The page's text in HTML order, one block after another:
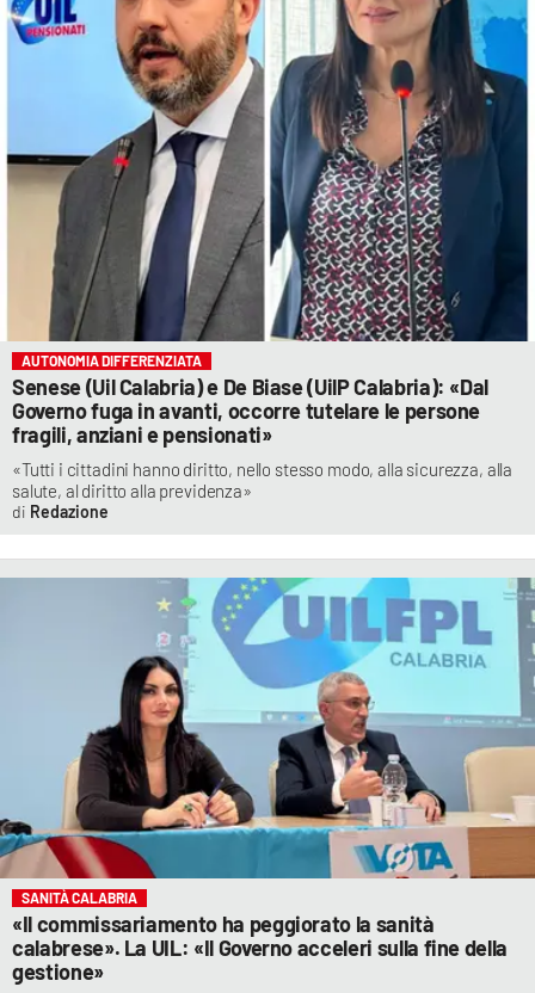
AUTONOMIA DIFFERENZIATA
Senese (Uil Calabria) e De Biase (UilP Calabria): «Dal
Governo fuga in avanti, occorre tutelare le persone
fragili, anziani e pensionati»
«Tutti i cittadini hanno diritto, nello stesso modo, alla sicurezza, alla
salute, al diritto alla previdenza»
Redazione
SANITÀ CALABRIA
«Il commissariamento ha peggiorato la sanità
calabrese». La UIL: «Il Governo acceleri sulla fine della
gestione»